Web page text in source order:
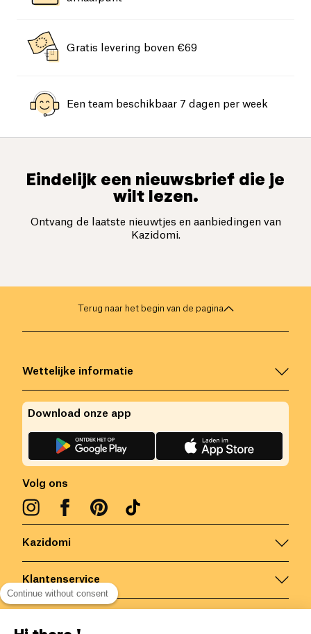
Gratis levering boven €69
Een team beschikbaar 7 dagen per week
Eindelijk een nieuwsbrief die je
wilt lezen.
Ontvang de laatste nieuwtjes en aanbiedingen van
Kazidomi.
Terug naar het begin van de pagina
Kazidomi
Klantenservice
Wettelijke informatie
Volg ons
Download onze app
Continue without consent